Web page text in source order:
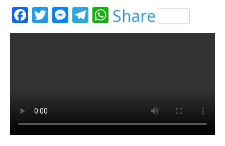
Facebook
Twitter
Messenger
Telegram
WhatsApp
Share